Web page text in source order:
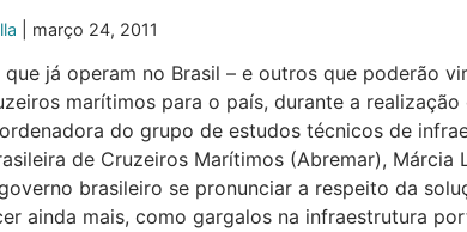
| março 24, 2011
que já operam no Brasil – e outros que poderão
marítimos para o país, durante a
do grupo de estudos técnicos de
de Cruzeiros Marítimos (Abremar), Márcia
brasileiro se pronunciar a respeito da
ainda mais, como gargalos na infraestrutura